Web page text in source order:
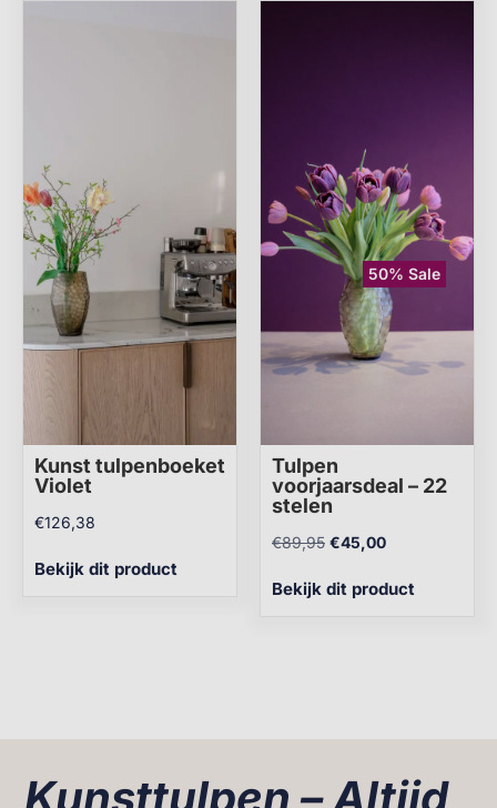
Kunst tulpenboeket
Violet
€126,38
Bekijk dit product
Tulpen
voorjaarsdeal – 22
stelen
€89,95 €45,00
50% Sale
Bekijk dit product
Kunsttulpen – Altijd